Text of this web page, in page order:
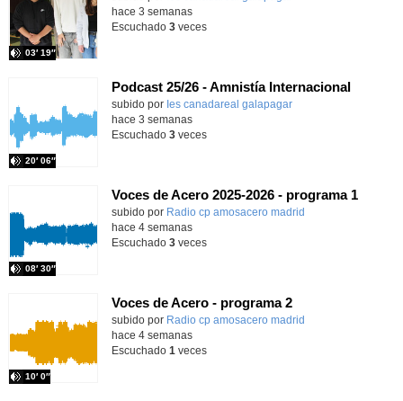
03′ 19″
hace 3 semanas
Escuchado 3veces
Podcast 25/26 - Amnistía Internacional
subido por Ies canadareal galapagar
20′ 06″
-
hace 3 semanas
Escuchado 3veces
Voces de Acero 2025-2026 - programa 1
Contenido educativo.
subido por Radio cp amosacero madrid
08′ 30″
hace 4 semanas
Escuchado 3veces
Voces de Acero - programa 2
Contenido educativo.
subido por Radio cp amosacero madrid
10′ 0″
hace 4 semanas
Escuchado 1 veces